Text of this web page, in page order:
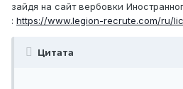
зайдя на сайт вербовки
: https://www.legion-recrute.com/ru/
Цитата